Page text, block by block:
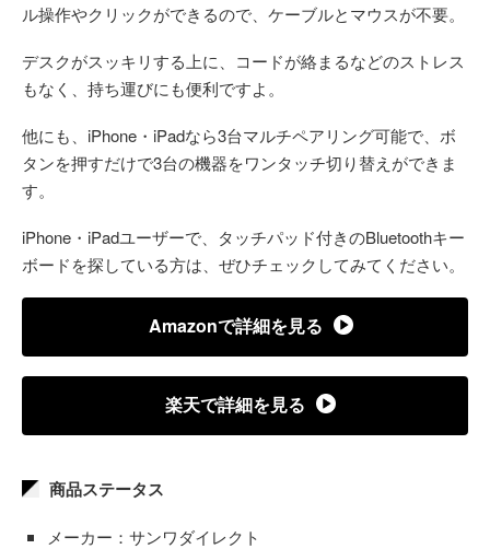
ル操作やクリックができるので、ケーブルとマウスが不要。
デスクがスッキリする上に、コードが絡まるなどのストレス
もなく、持ち運びにも便利ですよ。
他にも、iPhone・iPadなら3台マルチペアリング可能で、ボ
タンを押すだけで3台の機器をワンタッチ切り替えができま
す。
iPhone・iPadユーザーで、タッチパッド付きのBluetoothキー
ボードを探している方は、ぜひチェックしてみてください。
Amazonで詳細を見る
楽天で詳細を見る
商品ステータス
メーカー：サンワダイレクト